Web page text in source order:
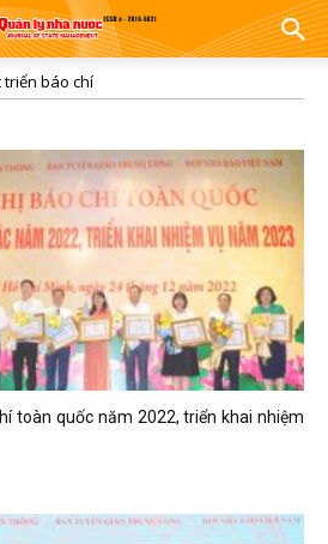
triển báo chí
toàn quốc năm 2022, triển khai nhiệm